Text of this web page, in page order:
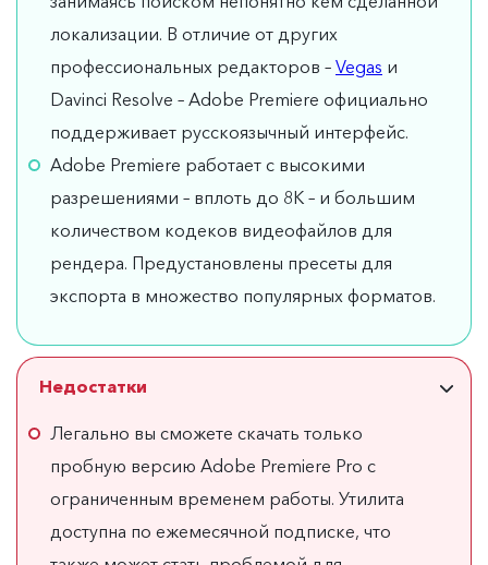
локализации. В отличие от других
профессиональных редакторов – Vegas и
Davinci Resolve – Adobe Premiere официально
поддерживает русскоязычный интерфейс.
Adobe Premiere работает с высокими
разрешениями – вплоть до 8K – и большим
количеством кодеков видеофайлов для
рендера. Предустановлены пресеты для
экспорта в множество популярных форматов.
Недостатки
Легально вы сможете скачать только
пробную версию Adobe Premiere Pro с
ограниченным временем работы. Утилита
доступна по ежемесячной подписке, что